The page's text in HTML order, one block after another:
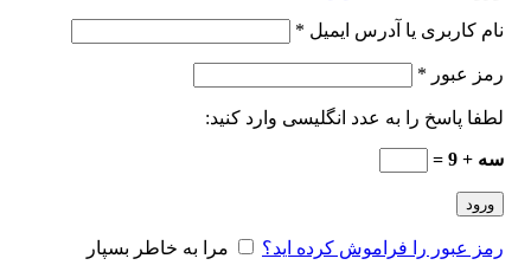
نام کاربری یا آدرس ایمیل *
رمز عبور *
لطفا پاسخ را به عدد انگلیسی وارد کنید:
سه + 9 =
ورود
رمز عبور را فراموش کرده اید؟ مرا به خاطر بسپار